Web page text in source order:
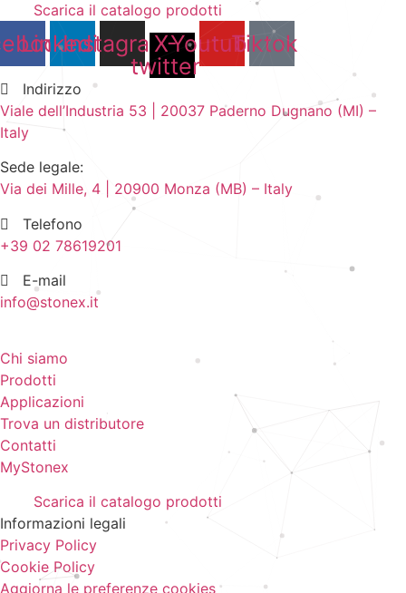
Scarica il catalogo prodotti
Linkedin
Instagram
X-
twitter
YoutubeTiktok
Indirizzo
Viale dell’Industria 53 | 20037 Paderno Dugnano (MI) –
Italy
Sede legale:
Via dei Mille, 4 | 20900 Monza (MB) – Italy
Telefono
+39 02 78619201
E-mail
info@stonex.it
Chi siamo
Prodotti
Applicazioni
Trova un distributore
Contatti
MyStonex
Scarica il catalogo prodotti
Informazioni legali
Privacy Policy
Cookie Policy
Aggiorna le preferenze cookies